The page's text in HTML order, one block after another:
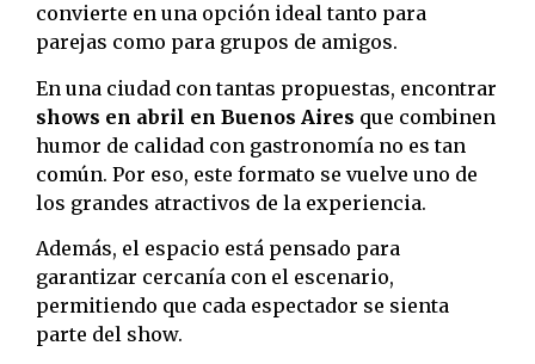
convierte en una opción ideal tanto para
parejas como para grupos de amigos.
En una ciudad con tantas propuestas, encontrar
shows en abril en Buenos Aires que combinen
humor de calidad con gastronomía no es tan
común. Por eso, este formato se vuelve uno de
los grandes atractivos de la experiencia.
Además, el espacio está pensado para
garantizar cercanía con el escenario,
permitiendo que cada espectador se sienta
parte del show.